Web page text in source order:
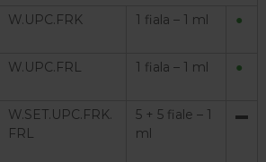
W.UPC.FRK 1 fiala – 1 ml ●
W.UPC.FRL 1 fiala – 1 ml ●
W.SET.UPC.FRK.
FRL
5 + 5 fiale – 1
ml
▬